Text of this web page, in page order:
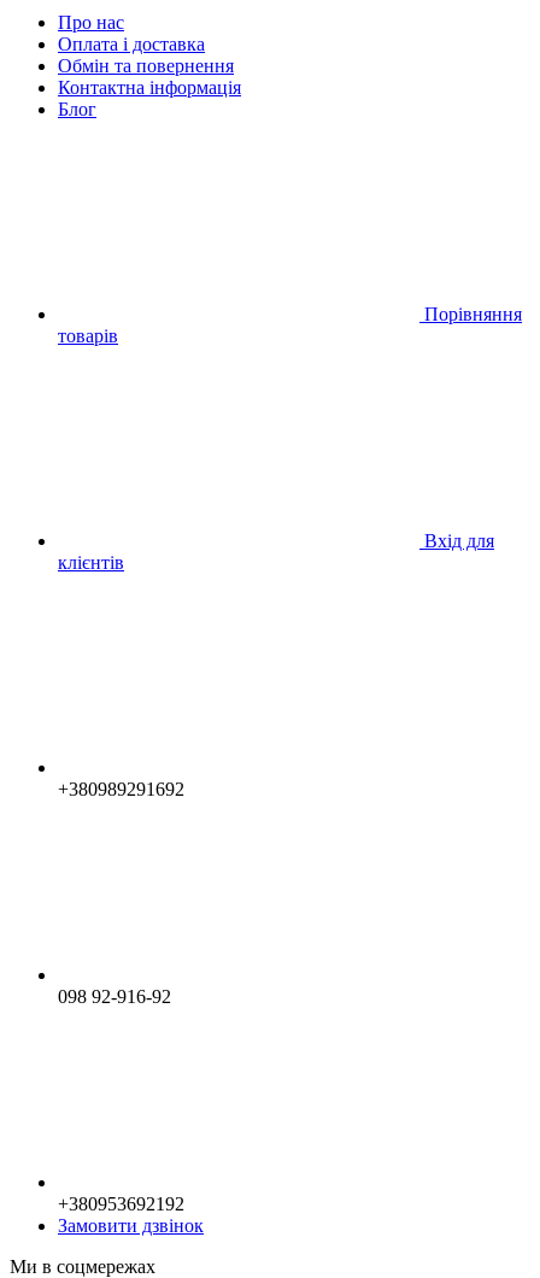
Про нас
Оплата і доставка
Обмін та повернення
Контактна інформація
Блог
Порівняння
товарів
Вхід для
клієнтів
+380989291692
098 92-916-92
+380953692192
Замовити дзвінок
Ми в соцмережах